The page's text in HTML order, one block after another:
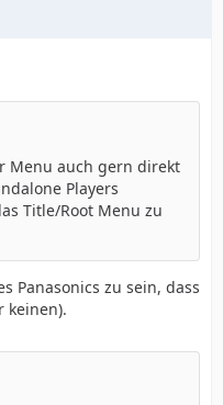
Menu auch gern direkt
Players
Title/Root Menu zu
Panasonics zu sein, dass
keinen).